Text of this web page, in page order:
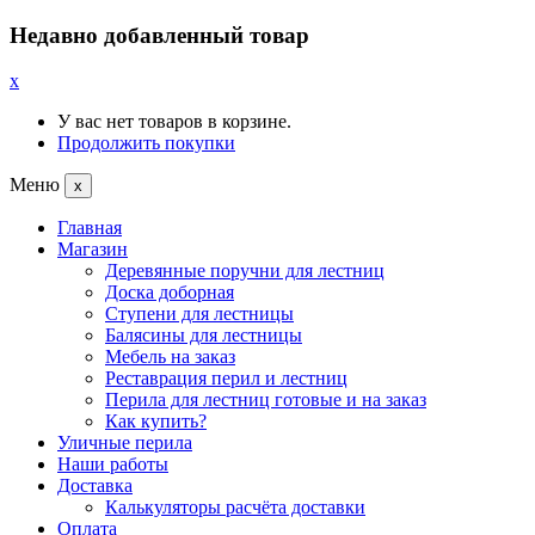
Недавно добавленный товар
x
У вас нет товаров в корзине.
Продолжить покупки
Меню x
Главная
Магазин
Деревянные поручни для лестниц
Доска доборная
Ступени для лестницы
Балясины для лестницы
Мебель на заказ
Реставрация перил и лестниц
Перила для лестниц готовые и на заказ
Как купить?
Уличные перила
Наши работы
Доставка
Калькуляторы расчёта доставки
Оплата